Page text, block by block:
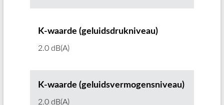
K-waarde (geluidsdrukniveau)
2.0 dB(A)
K-waarde (geluidsvermogensniveau)
2.0 dB(A)